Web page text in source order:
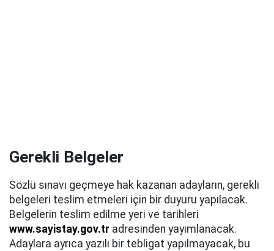
Gerekli Belgeler
Sözlü sınavı geçmeye hak kazanan adayların, gerekli
belgeleri teslim etmeleri için bir duyuru yapılacak.
Belgelerin teslim edilme yeri ve tarihleri
www.sayistay.gov.tr adresinden yayımlanacak.
Adaylara ayrıca yazılı bir tebligat yapılmayacak, bu